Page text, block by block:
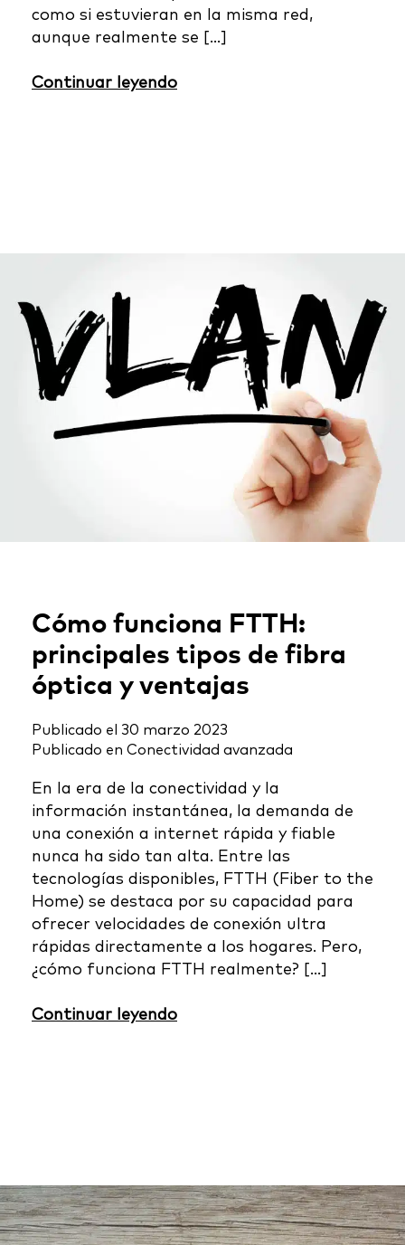
como si estuvieran en la misma red,
aunque realmente se […]
Continuar leyendo
Cómo funciona FTTH:
principales tipos de fibra
óptica y ventajas
Publicado el 30 marzo 2023
Publicado en Conectividad avanzada
En la era de la conectividad y la
información instantánea, la demanda de
una conexión a internet rápida y fiable
nunca ha sido tan alta. Entre las
tecnologías disponibles, FTTH (Fiber to the
Home) se destaca por su capacidad para
ofrecer velocidades de conexión ultra
rápidas directamente a los hogares. Pero,
¿cómo funciona FTTH realmente? […]
Continuar leyendo